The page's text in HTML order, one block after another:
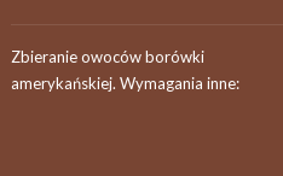
Zbieranie owoców borówki
amerykańskiej. Wymagania inne: